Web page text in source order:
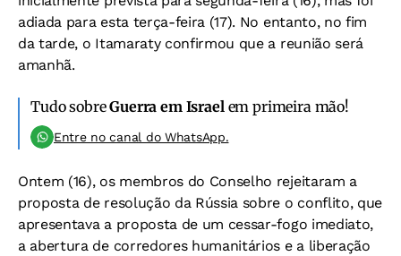
adiada para esta terça-feira (17). No entanto, no fim
da tarde, o Itamaraty confirmou que a reunião será
amanhã.
Tudo sobreGuerra em Israelem primeira mão!
Entre no canal do WhatsApp.
Ontem (16), os membros do Conselho rejeitaram a
proposta de resolução da Rússia sobre o conflito, que
apresentava a proposta de um cessar-fogo imediato,
a abertura de corredores humanitários e a liberação